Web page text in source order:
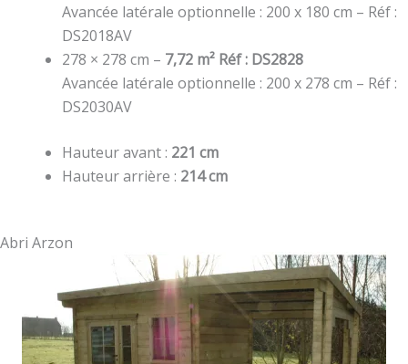
Avancée latérale optionnelle : 200 x 180 cm – Réf :
DS2018AV
278 × 278 cm – 7,72 m² Réf : DS2828
Avancée latérale optionnelle : 200 x 278 cm – Réf :
DS2030AV
Hauteur avant : 221 cm
Hauteur arrière : 214 cm
Abri Arzon